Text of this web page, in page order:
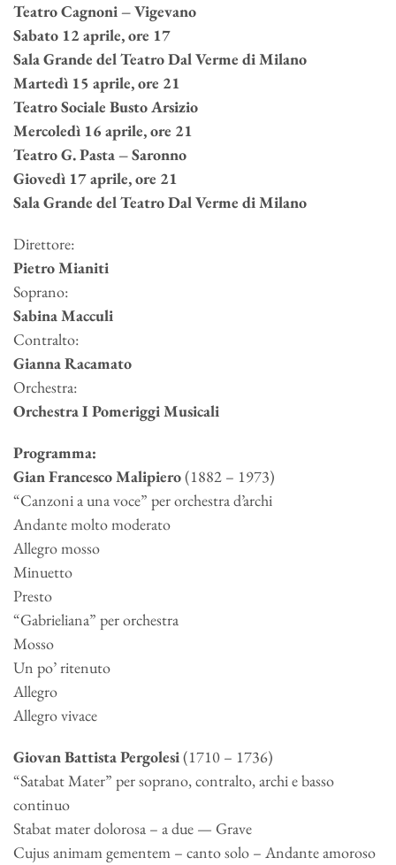
Teatro Cagnoni – Vigevano
Sabato 12 aprile, ore 17
Sala Grande del Teatro Dal Verme di Milano
Martedì 15 aprile, ore 21
Teatro Sociale Busto Arsizio
Mercoledì 16 aprile, ore 21
Teatro G. Pasta – Saronno
Giovedì 17 aprile, ore 21
Sala Grande del Teatro Dal Verme di Milano
Direttore:
Pietro Mianiti
Soprano:
Sabina Macculi
Contralto:
Gianna Racamato
Orchestra:
Orchestra I Pomeriggi Musicali
Programma:
Gian Francesco Malipiero(1882 – 1973)
“Canzoni a una voce” per orchestra d’archi
Andante molto moderato
Allegro mosso
Minuetto
Presto
“Gabrieliana” per orchestra
Mosso
Un po’ ritenuto
Allegro
Allegro vivace
Giovan Battista Pergolesi(1710 – 1736)
“Satabat Mater” per soprano, contralto, archi e basso
continuo
Stabat mater dolorosa – a due — Grave
Cujus animam gementem – canto solo – Andante amoroso